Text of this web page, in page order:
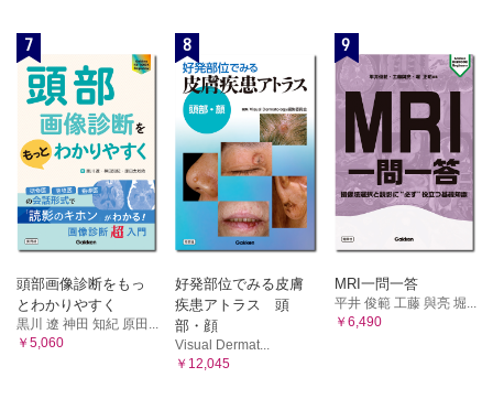
7
頭部画像診断をもっ
とわかりやすく
黒川 遼 神田 知紀 原田...
￥5,060
8
好発部位でみる皮膚
疾患アトラス 頭
部・顔
Visual Dermat...
￥12,045
9
MRI一問一答
平井 俊範 工藤 與亮 堀...
￥6,490